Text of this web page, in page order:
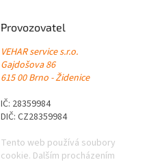
Provozovatel
VEHAR service s.r.o.
Gajdošova 86
615 00 Brno - Židenice
IČ: 28359984
DIČ: CZ28359984
Tento web používá soubory
cookie. Dalším procházením